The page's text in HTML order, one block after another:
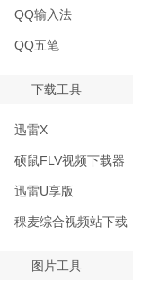
QQ输入法
QQ五笔
下载工具
迅雷X
硕鼠FLV视频下载器
迅雷U享版
稞麦综合视频站下载
图片工具